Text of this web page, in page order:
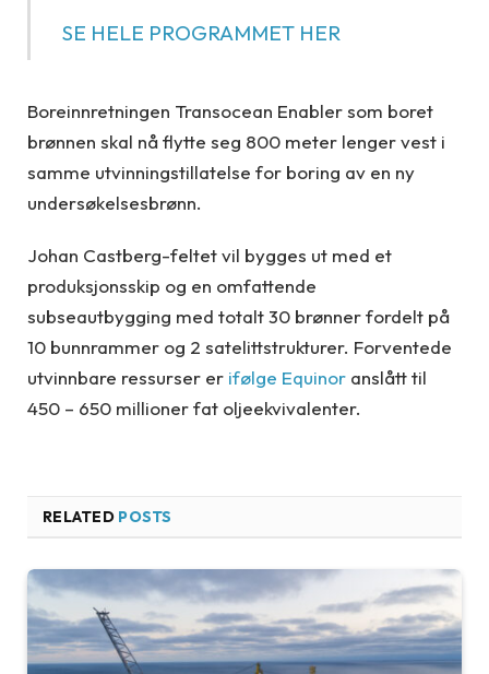
SE HELE PROGRAMMET HER
Boreinnretningen Transocean Enabler som boret
brønnen skal nå flytte seg 800 meter lenger vest i
samme utvinningstillatelse for boring av en ny
undersøkelsesbrønn.
Johan Castberg-feltet vil bygges ut med et
produksjonsskip og en omfattende
subseautbygging med totalt 30 brønner fordelt på
10 bunnrammer og 2 satelittstrukturer. Forventede
utvinnbare ressurser er ifølge Equinor anslått til
450 – 650 millioner fat oljeekvivalenter.
RELATED POSTS